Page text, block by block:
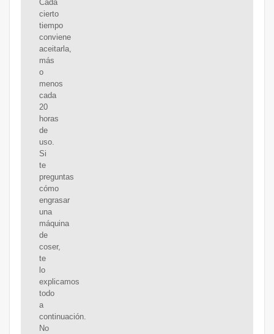
Cada
cierto
tiempo
conviene
aceitarla,
más
o
menos
cada
20
horas
de
uso.
Si
te
preguntas
cómo
engrasar
una
máquina
de
coser,
te
lo
explicamos
todo
a
continuación.
No